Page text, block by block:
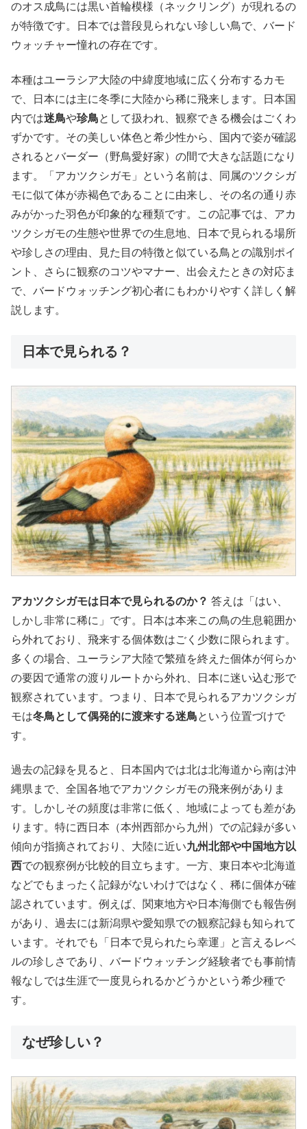
のオス成鳥には黒い首輪模様（ネックリング）が現れるの
が特徴です。日本では普段見られない珍しい鳥で、バード
ウォッチャー憧れの存在です。
本種はユーラシア大陸の中緯度地域に広く分布するカモ
で、日本には主に冬季に大陸から稀に飛来します。日本国
内では迷鳥や珍鳥として扱われ、観察できる機会はごくわ
ずかです。その美しい体色と希少性から、国内で姿が確認
されるとバーダー（野鳥愛好家）の間で大きな話題になり
ます。「アカツクシガモ」という名前は、同属のツクシガ
モに似て体が赤褐色であることに由来し、その名の通り赤
みがかった羽色が印象的な種類です。この記事では、アカ
ツクシガモの生態や世界での生息地、日本で見られる場所
や珍しさの理由、見た目の特徴と似ている鳥との識別ポイ
ント、さらに観察のコツやマナー、出会えたときの対応ま
で、バードウォッチング初心者にもわかりやすく詳しく解
説します。
日本で見られる？
アカツクシガモは日本で見られるのか？ 答えは「はい、
しかし非常に稀に」です。日本は本来この鳥の生息範囲か
ら外れており、飛来する個体数はごく少数に限られます。
多くの場合、ユーラシア大陸で繁殖を終えた個体が何らか
の要因で通常の渡りルートから外れ、日本に迷い込む形で
観察されています。つまり、日本で見られるアカツクシガ
モは冬鳥として偶発的に渡来する迷鳥という位置づけで
す。
過去の記録を見ると、日本国内では北は北海道から南は沖
縄県まで、全国各地でアカツクシガモの飛来例がありま
す。しかしその頻度は非常に低く、地域によっても差があ
ります。特に西日本（本州西部から九州）での記録が多い
傾向が指摘されており、大陸に近い九州北部や中国地方以
西での観察例が比較的目立ちます。一方、東日本や北海道
などでもまったく記録がないわけではなく、稀に個体が確
認されています。例えば、関東地方や日本海側でも報告例
があり、過去には新潟県や愛知県での観察記録も知られて
います。それでも「日本で見られたら幸運」と言えるレベ
ルの珍しさであり、バードウォッチング経験者でも事前情
報なしでは生涯で一度見られるかどうかという希少種で
す。
なぜ珍しい？